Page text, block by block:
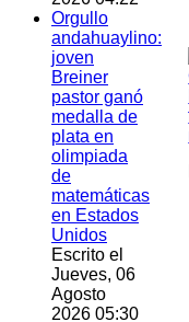
Orgullo
andahuaylino:
joven
Breiner
pastor ganó
medalla de
plata en
olimpiada
de
matemáticas
en Estados
Unidos
Escrito el
Jueves, 06
Agosto
2026 05:30